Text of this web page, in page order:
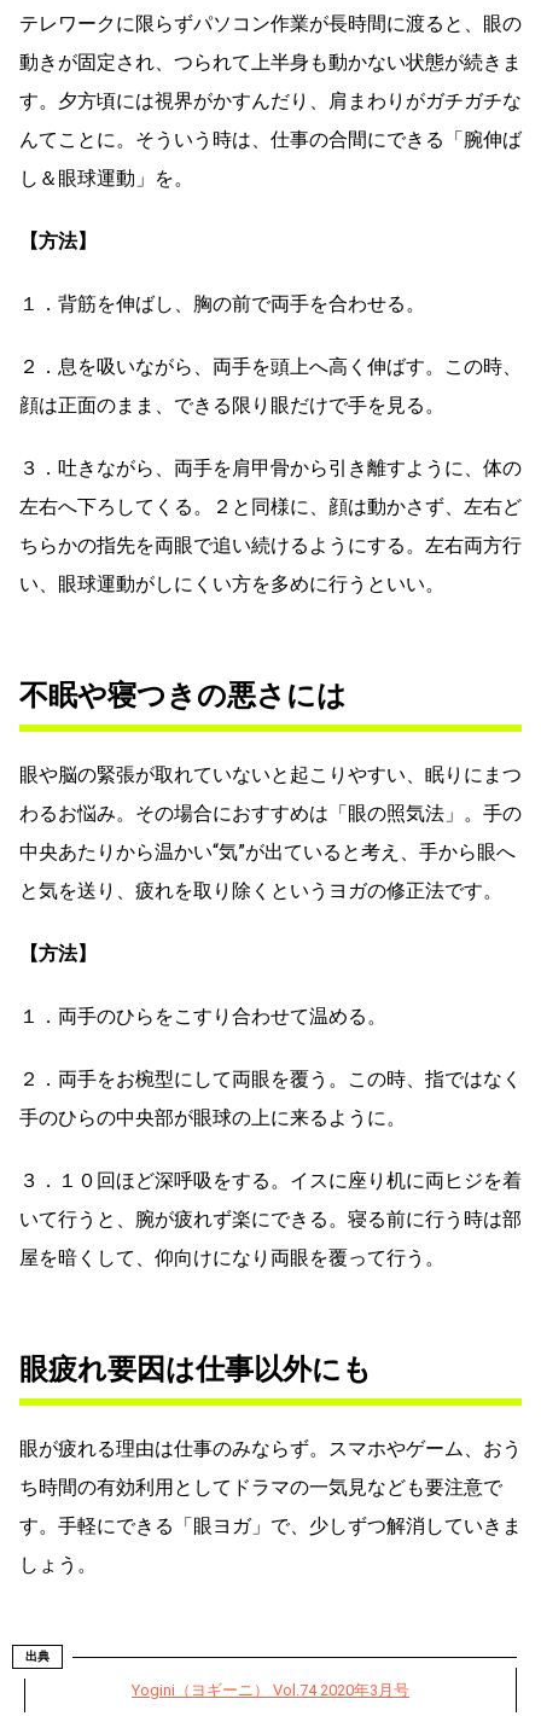
テレワークに限らずパソコン作業が長時間に渡ると、眼の
動きが固定され、つられて上半身も動かない状態が続きま
す。夕方頃には視界がかすんだり、肩まわりがガチガチな
んてことに。そういう時は、仕事の合間にできる「腕伸ば
し＆眼球運動」を。
【方法】
１．背筋を伸ばし、胸の前で両手を合わせる。
２．息を吸いながら、両手を頭上へ高く伸ばす。この時、
顔は正面のまま、できる限り眼だけで手を見る。
３．吐きながら、両手を肩甲骨から引き離すように、体の
左右へ下ろしてくる。２と同様に、顔は動かさず、左右ど
ちらかの指先を両眼で追い続けるようにする。左右両方行
い、眼球運動がしにくい方を多めに行うといい。
不眠や寝つきの悪さには
眼や脳の緊張が取れていないと起こりやすい、眠りにまつ
わるお悩み。その場合におすすめは「眼の照気法」。手の
中央あたりから温かい“気”が出ていると考え、手から眼へ
と気を送り、疲れを取り除くというヨガの修正法です。
【方法】
１．両手のひらをこすり合わせて温める。
２．両手をお椀型にして両眼を覆う。この時、指ではなく
手のひらの中央部が眼球の上に来るように。
３．１０回ほど深呼吸をする。イスに座り机に両ヒジを着
いて行うと、腕が疲れず楽にできる。寝る前に行う時は部
屋を暗くして、仰向けになり両眼を覆って行う。
眼疲れ要因は仕事以外にも
眼が疲れる理由は仕事のみならず。スマホやゲーム、おう
ち時間の有効利用としてドラマの一気見なども要注意で
す。手軽にできる「眼ヨガ」で、少しずつ解消していきま
しょう。
出典
Yogini（ヨギーニ） Vol.74 2020年3月号